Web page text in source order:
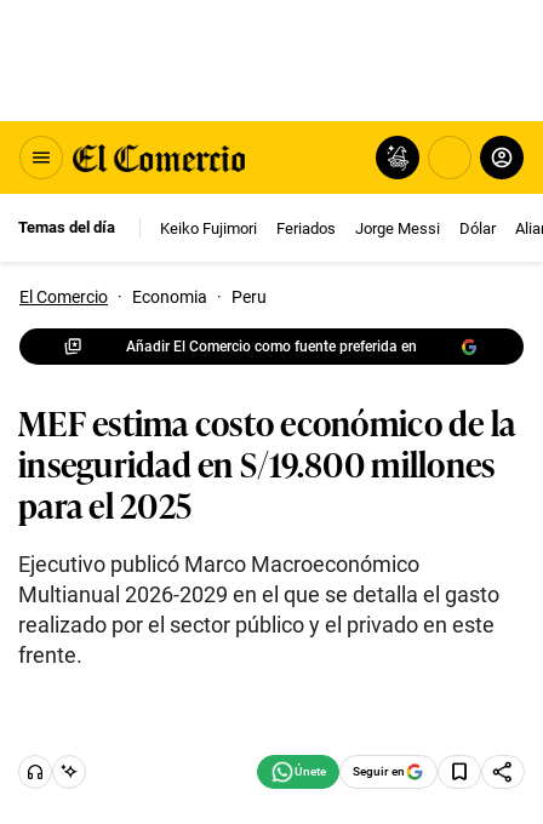
Temas del día Keiko Fujimori Feriados Jorge Messi Dólar
El Comercio · Economia · Peru
Añadir El Comercio como fuente preferida en
MEF estima costo económico de la
inseguridad en S/19.800 millones
para el 2025
Ejecutivo publicó Marco Macroeconómico
Multianual 2026-2029 en el que se detalla el gasto
realizado por el sector público y el privado en este
frente.
Seguir en